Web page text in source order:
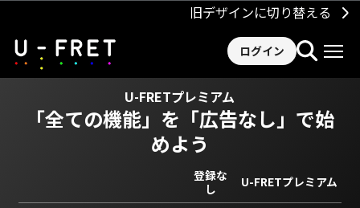
旧デザインに切り替える
ログイン
U-FRETプレミアム
「全ての機能」を 「広告なし」で始
めよう
登録な
し
U-FRETプレミアム